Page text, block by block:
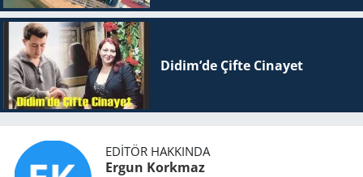
Didim’de Çifte Ci­na­yet
EDITÖR HAKKINDA
Ergun Korkmaz